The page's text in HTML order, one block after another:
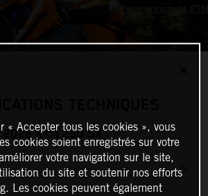
2026 KTM 250 SX
« Accepter tous les cookies », vous
cookies soient enregistrés sur votre
votre navigation sur le site,
du site et soutenir nos efforts
Les cookies peuvent également